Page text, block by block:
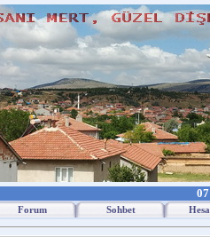
Forum Sohbet